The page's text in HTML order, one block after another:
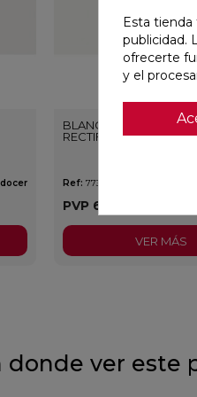
BLANCO PULIDO
RECTIFICADO
Ref: 77359406
PVP 62,80 €
VER MÁS
donde ver este
Esta tienda
publicidad.
ofrecerte
y el